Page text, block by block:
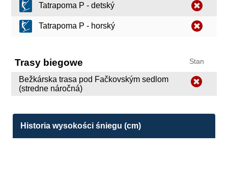
Tatrapoma P - detský
Tatrapoma P - horský
Trasy biegowe Stan
Bežkárska trasa pod Fačkovským sedlom
(stredne náročná)
Historia wysokości śniegu (cm)